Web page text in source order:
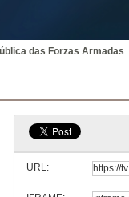
das Forzas Armadas
URL: